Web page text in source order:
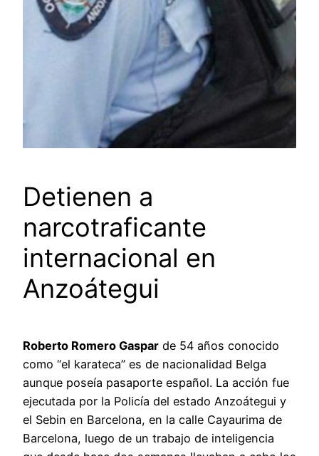
Detienen a
narcotraficante
internacional en
Anzoátegui
Roberto Romero Gaspar de 54 años conocido
como “el karateca” es de nacionalidad Belga
aunque poseía pasaporte español. La acción fue
ejecutada por la Policía del estado Anzoátegui y
el Sebin en Barcelona, en la calle Cayaurima de
Barcelona, luego de un trabajo de inteligencia